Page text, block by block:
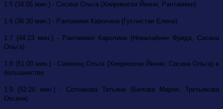
1:5 (34:05 мин.) - Сосина Ольга (Хиирикоски Йенни, Рантамяки)
1:6 (36:30 мин.) - Рантамяки Каролина (Гуслистая Елена)
1:7 (44:23 мин.) - Рантамяки Каролина (Невалайнен Фрида, Сосина
Ольга)
1:8 (51:00 мин.) - Семенец Ольга (Хиирикоски Йенни, Сосина Ольга) в
большинстве
1:9 (52:26 мин.) - Сотникова Татьяна (Белова Мария, Третьякова
Оксана)